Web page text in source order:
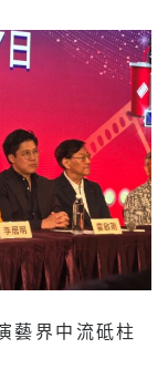
藝界中流砥柱